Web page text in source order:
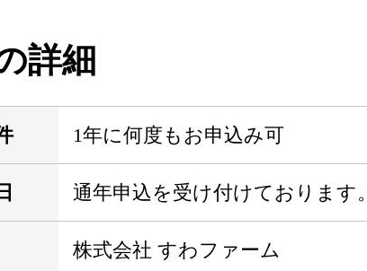
詳細
1年に何度もお申込み可
通年申込を受け付けております。
株式会社 すわファーム